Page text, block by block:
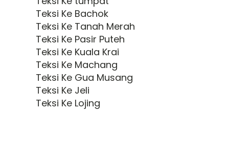
Teksi Ke Bachok
Teksi Ke Tanah Merah
Teksi Ke Pasir Puteh
Teksi Ke Kuala Krai
Teksi Ke Machang
Teksi Ke Gua Musang
Teksi Ke Jeli
Teksi Ke Lojing